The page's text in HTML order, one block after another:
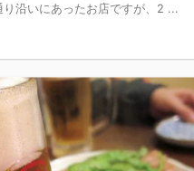
り沿いにあったお店ですが、2 ...